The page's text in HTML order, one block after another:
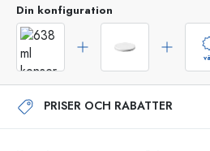
Din konfiguration
PRISER OCH RABATTER